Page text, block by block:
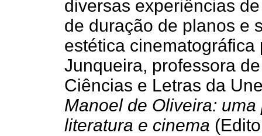
diversas experiências
de duração de planos e
estética
Junqueira, professora
Ciências e Letras da
Manoel de Oliveira: uma
literatura e cinema